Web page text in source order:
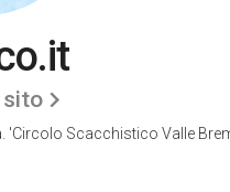
sito
'Circolo Scacchistico Valle